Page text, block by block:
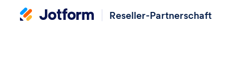
Reseller-Partnerschaft